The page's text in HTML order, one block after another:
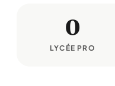
0
LYCÉE PRO